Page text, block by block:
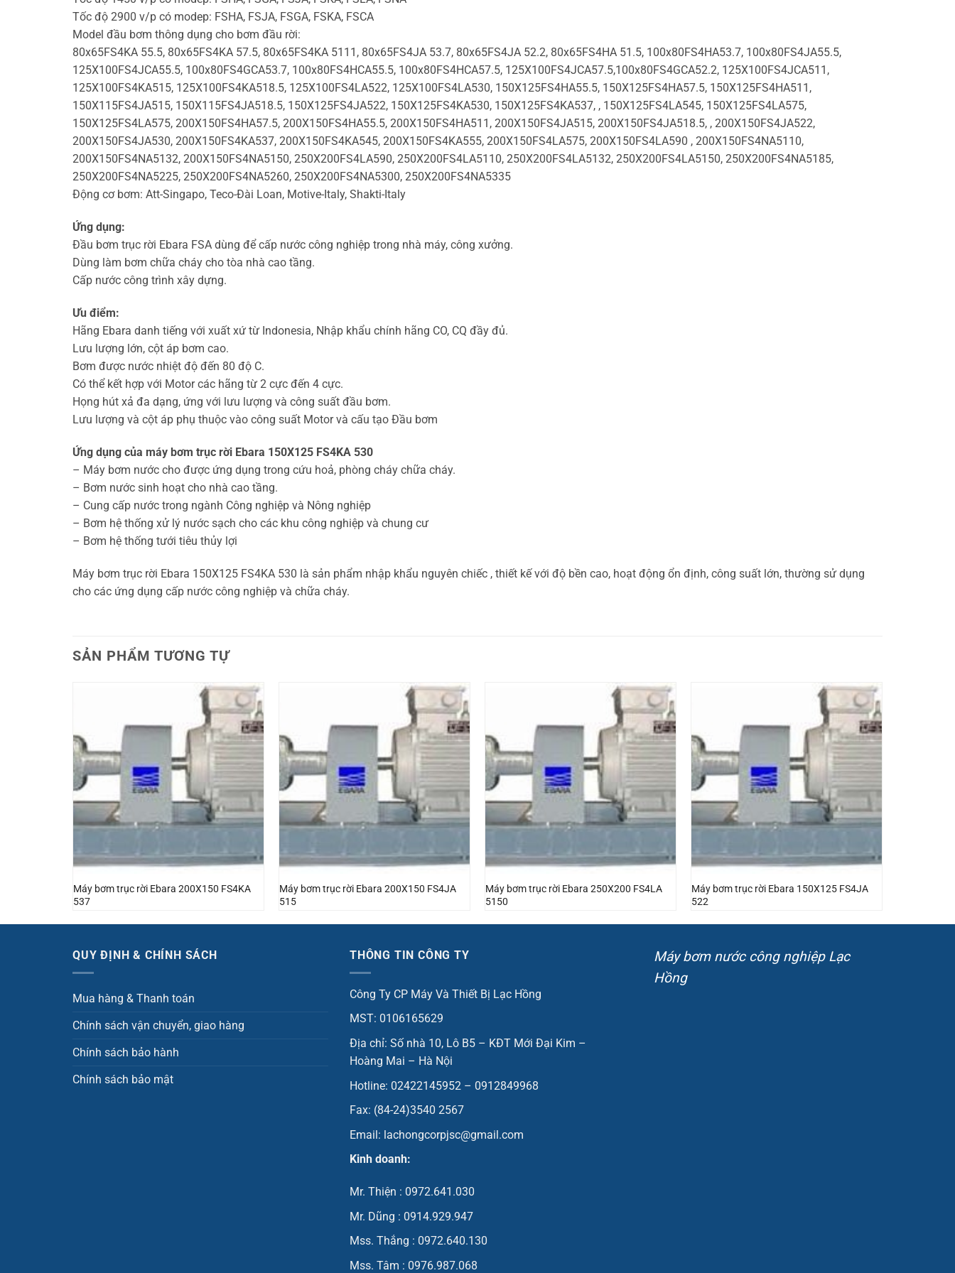
Tốc độ 2900 v/p có modep: FSHA, FSJA, FSGA, FSKA, FSCA
Model đầu bơm thông dụng cho bơm đầu rời:
80x65FS4KA 55.5, 80x65FS4KA 57.5, 80x65FS4KA 5111, 80x65FS4JA 53.7, 80x65FS4JA 52.2, 80x65FS4HA 51.5, 100x80FS4HA53.7, 100x80FS4JA55.5,
125X100FS4JCA55.5, 100x80FS4GCA53.7, 100x80FS4HCA55.5, 100x80FS4HCA57.5, 125X100FS4JCA57.5,100x80FS4GCA52.2, 125X100FS4JCA511,
125X100FS4KA515, 125X100FS4KA518.5, 125X100FS4LA522, 125X100FS4LA530, 150X125FS4HA55.5, 150X125FS4HA57.5, 150X125FS4HA511,
150X115FS4JA515, 150X115FS4JA518.5, 150X125FS4JA522, 150X125FS4KA530, 150X125FS4KA537, , 150X125FS4LA545, 150X125FS4LA575,
150X125FS4LA575, 200X150FS4HA57.5, 200X150FS4HA55.5, 200X150FS4HA511, 200X150FS4JA515, 200X150FS4JA518.5, , 200X150FS4JA522,
200X150FS4JA530, 200X150FS4KA537, 200X150FS4KA545, 200X150FS4KA555, 200X150FS4LA575, 200X150FS4LA590 , 200X150FS4NA5110,
200X150FS4NA5132, 200X150FS4NA5150, 250X200FS4LA590, 250X200FS4LA5110, 250X200FS4LA5132, 250X200FS4LA5150, 250X200FS4NA5185,
250X200FS4NA5225, 250X200FS4NA5260, 250X200FS4NA5300, 250X200FS4NA5335
Động cơ bơm: Att-Singapo, Teco-Đài Loan, Motive-Italy, Shakti-Italy
Ứng dụng:
Đầu bơm trục rời Ebara FSA dùng để cấp nước công nghiệp trong nhà máy, công xưởng.
Dùng làm bơm chữa cháy cho tòa nhà cao tầng.
Cấp nước công trình xây dựng.
Ưu điểm:
Hãng Ebara danh tiếng với xuất xứ từ Indonesia, Nhập khẩu chính hãng CO, CQ đầy đủ.
Lưu lượng lớn, cột áp bơm cao.
Bơm được nước nhiệt độ đến 80 độ C.
Có thể kết hợp với Motor các hãng từ 2 cực đến 4 cực.
Họng hút xả đa dạng, ứng với lưu lượng và công suất đầu bơm.
Lưu lượng và cột áp phụ thuộc vào công suất Motor và cấu tạo Đầu bơm
Ứng dụng của máy bơm trục rời Ebara 150X125 FS4KA 530
– Máy bơm nước cho được ứng dụng trong cứu hoả, phòng cháy chữa cháy.
– Bơm nước sinh hoạt cho nhà cao tầng.
– Cung cấp nước trong ngành Công nghiệp và Nông nghiệp
– Bơm hệ thống xử lý nước sạch cho các khu công nghiệp và chung cư
– Bơm hệ thống tưới tiêu thủy lợi
Máy bơm trục rời Ebara 150X125 FS4KA 530 là sản phẩm nhập khẩu nguyên chiếc , thiết kế với độ bền cao, hoạt động ổn định, công suất lớn, thường sử dụng
cho các ứng dụng cấp nước công nghiệp và chữa cháy.
SẢN PHẨM TƯƠNG TỰ
Máy bơm trục rời Ebara 200X150 FS4KA
537
Máy bơm trục rời Ebara 200X150 FS4JA
515
Máy bơm trục rời Ebara 250X200 FS4LA
5150
Máy bơm trục rời Ebara 150X125 FS4JA
522
QUY ĐỊNH & CHÍNH SÁCH
Mua hàng & Thanh toán
Chính sách vận chuyển, giao hàng
Chính sách bảo hành
Chính sách bảo mật
THÔNG TIN CÔNG TY
Công Ty CP Máy Và Thiết Bị Lạc Hồng
MST: 0106165629
Địa chỉ: Số nhà 10, Lô B5 – KĐT Mới Đại Kim –
Hoàng Mai – Hà Nội
Hotline: 02422145952 – 0912849968
Fax: (84-24)3540 2567
Email: lachongcorpjsc@gmail.com
Kinh doanh:
Mr. Thiện : 0972.641.030
Mr. Dũng : 0914.929.947
Mss. Thắng : 0972.640.130
Mss. Tâm : 0976.987.068
Máy bơm nước công nghiệp Lạc
Hồng